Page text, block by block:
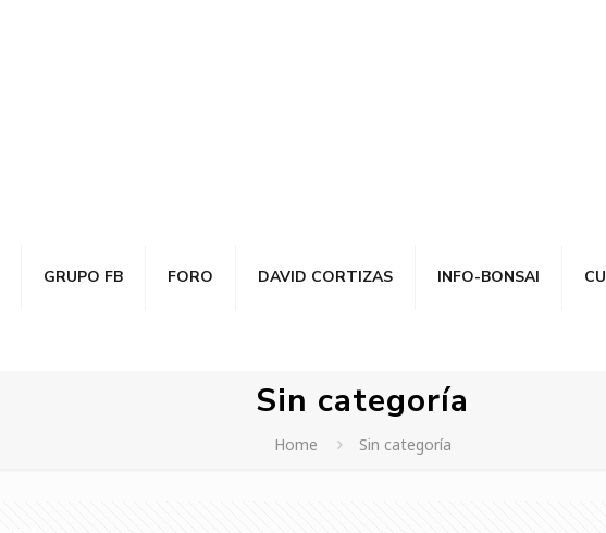
GRUPO FB FORO DAVID CORTIZAS INFO-BONSAI
Sin categoría
Home Sin categoría